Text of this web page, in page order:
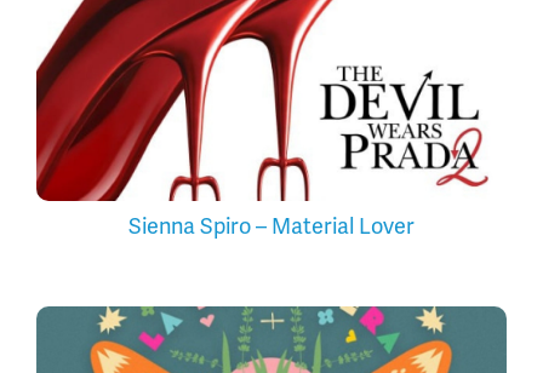
Sienna Spiro – Material Lover